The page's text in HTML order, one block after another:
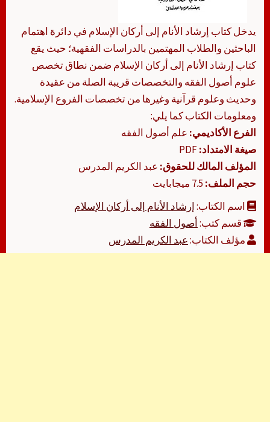
يدخل كتاب إرشاد الأنام إلى أركان الإسلام في دائرة اهتمام
الباحثين والطلاب المهتمين بالدراسات الفقهية؛ حيث يقع
كتاب إرشاد الأنام إلى أركان الإسلام ضمن نطاق تخصص
علوم أصول الفقه والتخصصات قريبة الصلة من عقيدة
وحديث وعلوم قرآنية وغيرها من تخصصات الفروع الإسلامية.
ومعلومات الكتاب كما يلي:
الفرع الأكاديمي: علم أصول الفقه
صيغة الامتداد:
المؤلف المالك للحقوق: عبد الكريم المدرس
حجم الملف:
اسم الكتاب:إرشاد الأنام إلى أركان الإسلام
قسم كتب:أصول الفقه
مؤلف الكتاب:عبد الكريم المدرس